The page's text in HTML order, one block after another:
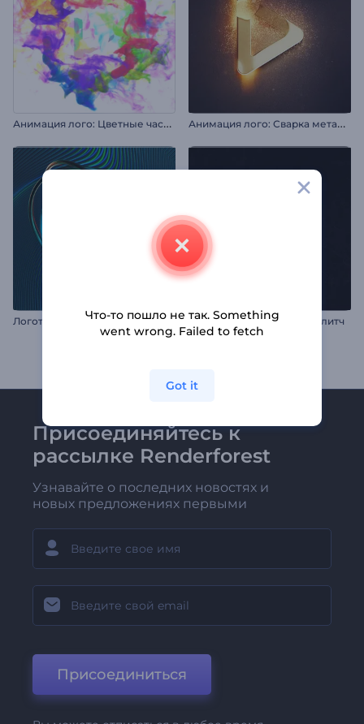
А
нимация лого: Цветные частицы А
нимация лого: Сварка металла
Логотип "Кружащиеся кольца" Анимация лого: Темный глитч
Присоединяйтесь к
рассылке Renderforest
Узнавайте о последних новостях и
новых предложениях первыми
Присоединиться
Что-то пошло не так. Something
went wrong. Failed to fetch
Got it